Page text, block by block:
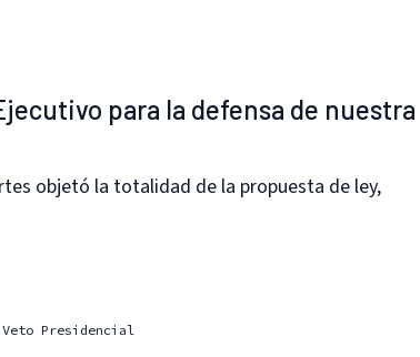
para la defensa de nuestra
objetó la totalidad de la propuesta de ley,
Veto Presidencial